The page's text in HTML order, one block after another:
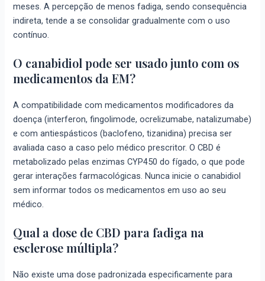
meses. A percepção de menos fadiga, sendo consequência
indireta, tende a se consolidar gradualmente com o uso
contínuo.
O canabidiol pode ser usado junto com os
medicamentos da EM?
A compatibilidade com medicamentos modificadores da
doença (interferon, fingolimode, ocrelizumabe, natalizumabe)
e com antiespásticos (baclofeno, tizanidina) precisa ser
avaliada caso a caso pelo médico prescritor. O CBD é
metabolizado pelas enzimas CYP450 do fígado, o que pode
gerar interações farmacológicas. Nunca inicie o canabidiol
sem informar todos os medicamentos em uso ao seu
médico.
Qual a dose de CBD para fadiga na
esclerose múltipla?
Não existe uma dose padronizada especificamente para